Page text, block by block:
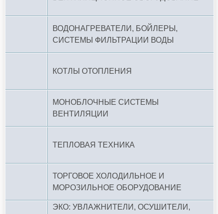
ВОДОНАГРЕВАТЕЛИ, БОЙЛЕРЫ,
СИСТЕМЫ ФИЛЬТРАЦИИ ВОДЫ
КОТЛЫ ОТОПЛЕНИЯ
МОНОБЛОЧНЫЕ СИСТЕМЫ
ВЕНТИЛЯЦИИ
ТЕПЛОВАЯ ТЕХНИКА
ТОРГОВОЕ ХОЛОДИЛЬНОЕ И
МОРОЗИЛЬНОЕ ОБОРУДОВАНИЕ
ЭКО: УВЛАЖНИТЕЛИ, ОСУШИТЕЛИ,